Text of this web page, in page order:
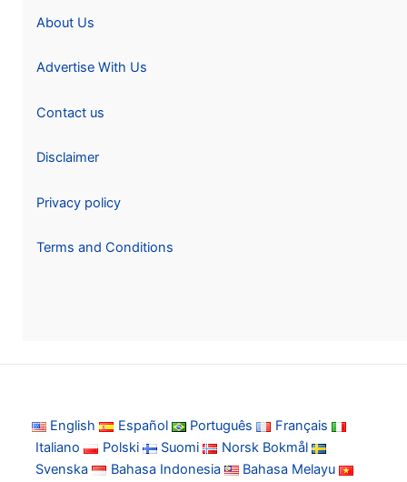
About Us
Advertise With Us
Contact us
Disclaimer
Privacy policy
Terms and Conditions
English Español Português
Français
Italiano
Polski Suomi
Norsk Bokmål
Svenska
Bahasa Indonesia
Bahasa Melayu